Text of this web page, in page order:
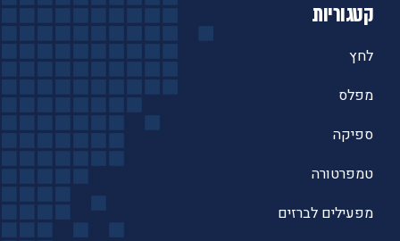
קטגוריות
לחץ
מפלס
ספיקה
טמפרטורה
מפעילים לברזים